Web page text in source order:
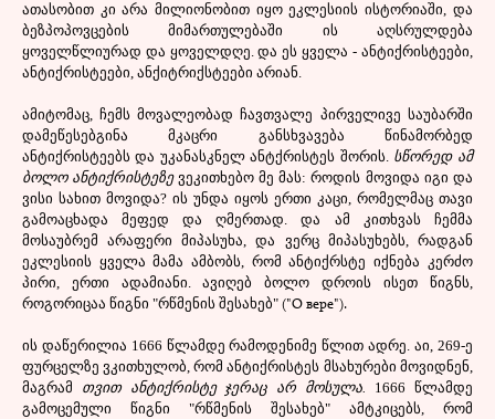
ათასობით კი არა მილიონობით იყო ეკლესიის ისტორიაში, და
ბეზპოპოვცების მიმართულებაში ის აღსრულდება
ყოველწლიურად და ყოველდღე. და ეს ყველა - ანტიქრისტეები,
ანტიქრისტეები, ანქიტრიქსტეები არიან.
ამიტომაც, ჩემს მოვალეობად ჩავთვალე პირველივე საუბარში
დამეწესებგინა მკაცრი განსხვავება წინამორბედ
ანტიქრისტეებს და უკანასკნელ ანტქრისტეს შორის. სწორედ ამ
ბოლო ანტიქრისტეზევეკითხებო მე მას: როდის მოვიდა იგი და
ვისი სახით მოვიდა? ის უნდა იყოს ერთი კაცი, რომელმაც თავი
გამოაცხადა მეფედ და ღმერთად. და ამ კითხვას ჩემმა
მოსაუბრემ არაფერი მიპასუხა, და ვერც მიპასუხებს, რადგან
ეკლესიის ყველა მამა ამბობს, რომ ანტიქრსტე იქნება კერძო
პირი, ერთი ადამიანი. ავიღებ ბოლო დროის ისეთ წიგნს,
როგორიცაა წიგნი "რწმენის შესახებ" ("О вере").
ის დაწერილია 1666 წლამდე რამოდენიმე წლით ადრე. აი, 269-ე
ფურცელზე ვკითხულობ, რომ ანტიქრისტეს მსახურები მოვიდნენ,
მაგრამ თვით ანტიქრისტე ჯერაც არ მოსულა. 1666 წლამდე
გამოცემული წიგნი "რწმენის შესახებ" ამტკიცებს, რომ